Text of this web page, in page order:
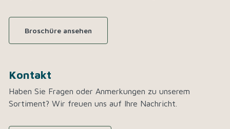
Broschüre ansehen
Kontakt
Haben Sie Fragen oder Anmerkungen zu unserem
Sortiment? Wir freuen uns auf Ihre Nachricht.